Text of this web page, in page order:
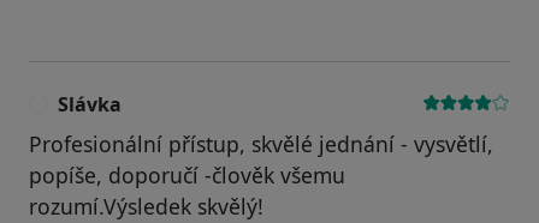
Slávka
Profesionální přístup, skvělé jednání - vysvětlí,
popíše, doporučí -člověk všemu
rozumí.Výsledek skvělý!